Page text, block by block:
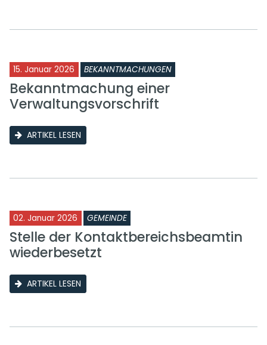
15. Januar 2026 BEKANNTMACHUNGEN
Bekanntmachung einer
Verwaltungsvorschrift
ARTIKEL LESEN
02. Januar 2026 GEMEINDE
Stelle der Kontaktbereichsbeamtin
wiederbesetzt
ARTIKEL LESEN